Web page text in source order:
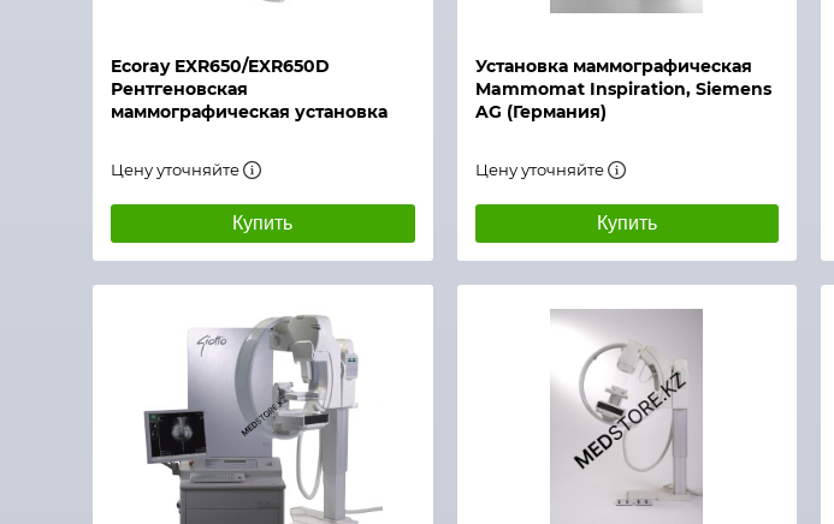
Ecoray EXR650/EXR650D
Рентгеновская
маммографическая установка
Цену уточняйте
Купить
Установка маммографическая
Mammomat Inspiration, Siemens
AG (Германия)
Цену уточняйте
Купить
Быстрый просмотр